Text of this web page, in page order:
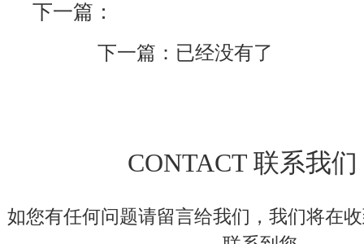
下一篇：
下一篇：已经没有了
CONTACT 联系我们
如您有任何问题请留言给我们，我们将在